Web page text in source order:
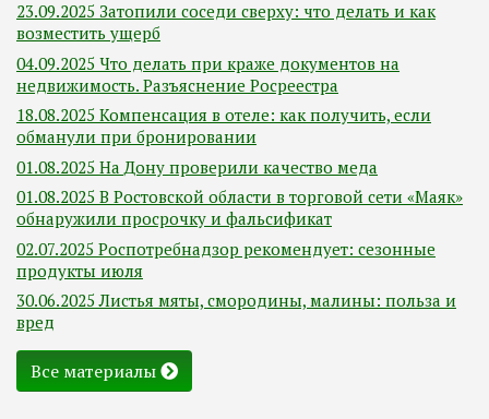
23.09.2025 Затопили соседи сверху: что делать и как
возместить ущерб
04.09.2025 Что делать при краже документов на
недвижимость. Разъяснение Росреестра
18.08.2025 Компенсация в отеле: как получить, если
обманули при бронировании
01.08.2025 На Дону проверили качество меда
01.08.2025 В Ростовской области в торговой сети «Маяк»
обнаружили просрочку и фальсификат
02.07.2025 Роспотребнадзор рекомендует: сезонные
продукты июля
30.06.2025 Листья мяты, смородины, малины: польза и
вред
Все материалы